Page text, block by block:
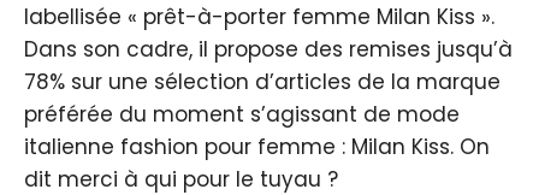
labellisée « prêt-à-porter femme Milan Kiss ».
Dans son cadre, il propose des remises jusqu’à
78% sur une sélection d’articles de la marque
préférée du moment s’agissant de mode
italienne fashion pour femme : Milan Kiss. On
dit merci à qui pour le tuyau ?